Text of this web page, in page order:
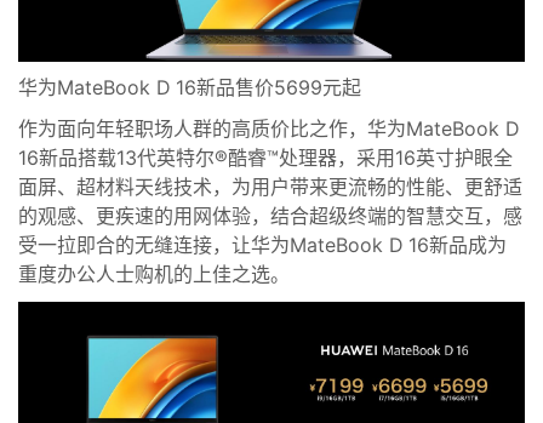
华为MateBook D 16新品售价5699元起
作为面向年轻职场人群的高质价比之作， 华为MateBook D
16新品搭载13代英特尔®酷睿™处理器，采用 16英寸护眼全
面屏、 超材料天线技术，为用户带来更流畅的性能、更舒适
的观感、更疾速的用网体验，结合超级终端的智慧交互， 感
受一拉即合的无缝连接，让华为MateBook D 16新品成为
重度办公人士购机的 上佳之选。